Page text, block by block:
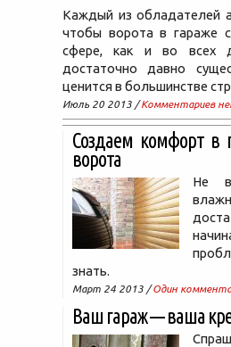
Каждый из обладателей
чтобы ворота в гараже
сфере, как и во всех
достаточно давно
ценится в большинстве
Июль 20 2013 /Комментариев
Создаем комфорт в
ворота
Не
знать.
Март 24 2013 /Один
Ваш гараж — ваша